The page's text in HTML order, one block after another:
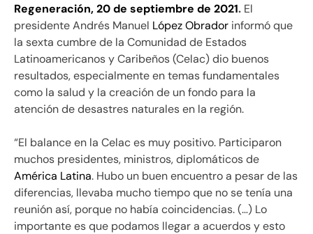
Regeneración, 20 de septiembre de 2021. El
presidente Andrés Manuel López Obrador informó que
la sexta cumbre de la Comunidad de Estados
Latinoamericanos y Caribeños (Celac) dio buenos
resultados, especialmente en temas fundamentales
como la salud y la creación de un fondo para la
atención de desastres naturales en la región.
“El balance en la Celac es muy positivo. Participaron
muchos presidentes, ministros, diplomáticos de
América Latina. Hubo un buen encuentro a pesar de las
diferencias, llevaba mucho tiempo que no se tenía una
reunión así, porque no había coincidencias. (…) Lo
importante es que podamos llegar a acuerdos y esto